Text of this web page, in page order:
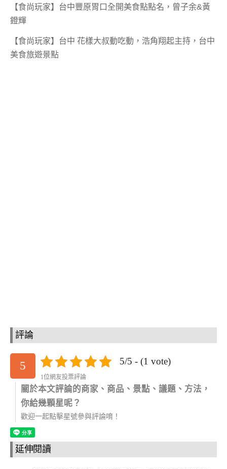
【食尚玩家】台中豐原胃口全開美食點點名，曾子余&黃
鐙輝
【食尚玩家】台中 花樣大叔動吃動，浩角翔起主持，台中
美食旅遊景點
評論
5 5/5 - (1 vote)
1位網友投票評論
關於本文評論的商家、商品、景點、議題、方法，
你給幾顆星呢？
歡迎一起點擊星號參與評論唷！
延伸閱讀